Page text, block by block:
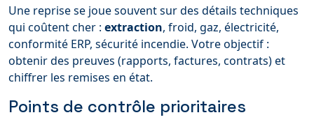
Une reprise se joue souvent sur des détails techniques
qui coûtent cher : extraction, froid, gaz, électricité,
conformité ERP, sécurité incendie. Votre objectif :
obtenir des preuves (rapports, factures, contrats) et
chiffrer les remises en état.
Points de contrôle prioritaires